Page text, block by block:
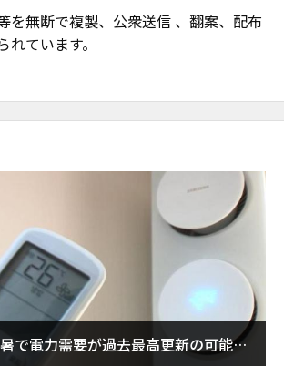
を無断で複製、公衆送信 、翻案、配布
ています。
で電力需要が過去最高更新の可能性